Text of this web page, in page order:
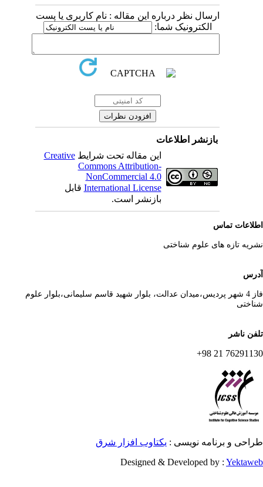
ارسال نظر درباره این مقاله : نام کاربری یا پست
الکترونیک شما:
بازنشر اطلاعات
این مقاله تحت شرایطCreative
Commons Attribution-
NonCommercial 4.0
International Licenseقابل
بازنشر است.
تماس
تازه های علوم شناختی
فاز 4 شهر پردیس،میدان عدالت، بلوار شهید قاسم سلیمانی،بلوار علوم
ناشر
76291130 21
و برنامه نویسی : یکتاوب افزار شرق
Designed & Developed by :